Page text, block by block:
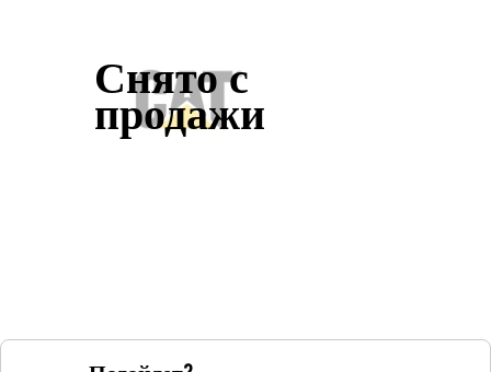
Снято с
продажи